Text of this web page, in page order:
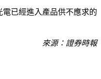
已經進入產品供不應求的
來源：證券時報